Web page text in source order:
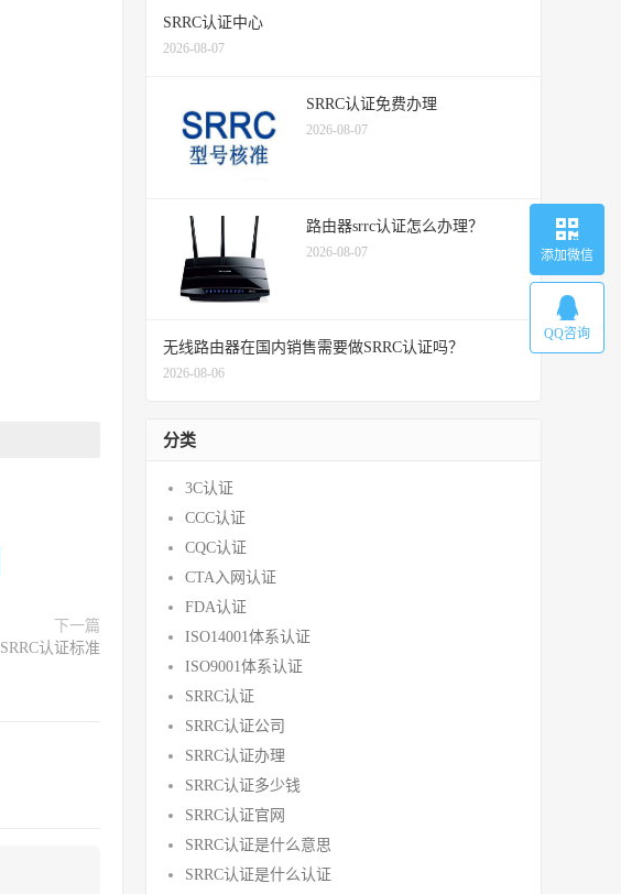
下一篇
SRRC认证标准
SRRC认证中心
2026-08-07
SRRC认证免费办理
2026-08-07
路由器srrc认证怎么办理？
2026-08-07
无线路由器在国内销售需要做SRRC认证吗？
2026-08-06
分类
3C认证
CCC认证
CQC认证
CTA入网认证
FDA认证
ISO14001体系认证
ISO9001体系认证
SRRC认证
SRRC认证公司
SRRC认证办理
SRRC认证多少钱
SRRC认证官网
SRRC认证是什么意思
SRRC认证是什么认证
添加微信
QQ咨询